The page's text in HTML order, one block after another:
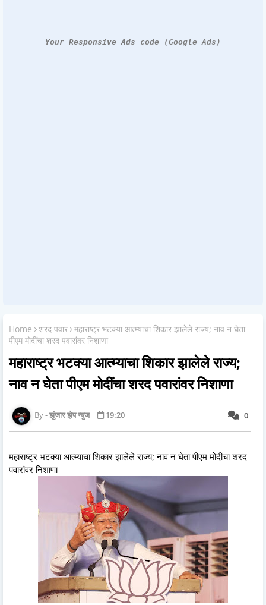
Your Responsive Ads code (Google Ads)
Home शरद पवार महाराष्ट्र भटक्या आत्म्याचा शिकार झालेले राज्य; नाव न घेता
पीएम मोदींचा शरद पवारांवर निशाणा
महाराष्ट्र भटक्या आत्म्याचा शिकार झालेले राज्य;
नाव न घेता पीएम मोदींचा शरद पवारांवर निशाणा
0
झुंजार झेप न्युज 19:20
महाराष्ट्र भटक्या आत्म्याचा शिकार झालेले राज्य; नाव न घेता पीएम मोदींचा शरद
पवारांवर निशाणा